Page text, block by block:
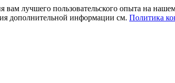
лучшего пользовательского опыта на
дополнительной информации см. Политика